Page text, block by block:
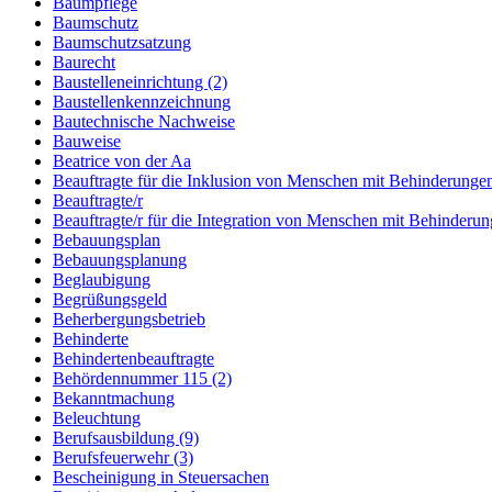
Baumschutz
Baumschutzsatzung
Baurecht
Baustelleneinrichtung (2)
Baustellenkennzeichnung
Bautechnische Nachweise
Bauweise
Beatrice von der Aa
Beauftragte für die Inklusion von Menschen mit
Beauftragte/r
Beauftragte/r für die Integration von Menschen mit
Bebauungsplan
Bebauungsplanung
Beglaubigung
Begrüßungsgeld
Beherbergungsbetrieb
Behinderte
Behindertenbeauftragte
Behördennummer 115 (2)
Bekanntmachung
Beleuchtung
Berufsausbildung (9)
Berufsfeuerwehr (3)
Bescheinigung in Steuersachen